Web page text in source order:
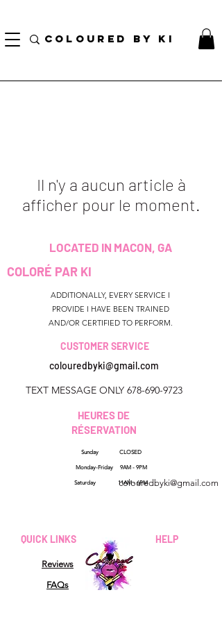
COLOURED BY KI
Il n'y a aucun article à
afficher pour le moment.
LOCATED IN MACON, GA
COLORÉ PAR KI
ADDITIONALLY, EVERY SERVICE I
PROVIDE I HAVE BEEN TRAINED
AND/OR CERTIFIED TO PERFORM.
CUSTOMER SERVICE
colouredbyki@gmail.com
TEXT MESSAGE ONLY 678-690-9723
HEURES DE
RÉSERVATION
HELP
Géorgie, États-Unis
colouredbyki@gmail.com
QUICK LINKS
Reviews
FAQs
Sunday CLOSED
Monday-Friday 9AM - 9PM
Saturday 11AM - 6PM